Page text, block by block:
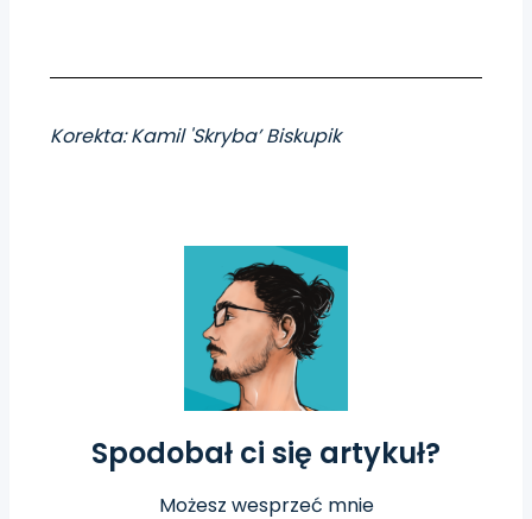
Korekta: Kamil 'Skryba’ Biskupik
Spodobał ci się artykuł?
Możesz wesprzeć mnie